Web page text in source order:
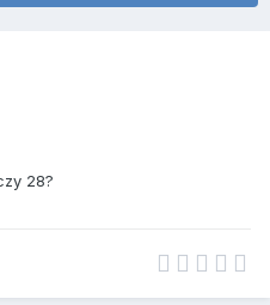
28?